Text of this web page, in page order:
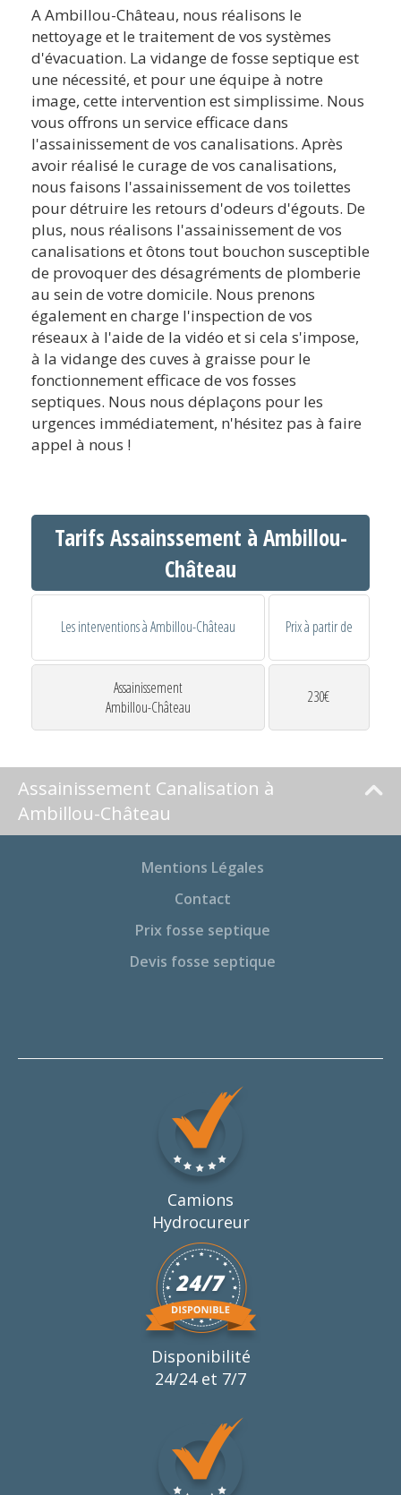
A Ambillou-Château, nous réalisons le
nettoyage et le traitement de vos systèmes
d'évacuation. La vidange de fosse septique est
une nécessité, et pour une équipe à notre
image, cette intervention est simplissime. Nous
vous offrons un service efficace dans
l'assainissement de vos canalisations. Après
avoir réalisé le curage de vos canalisations,
nous faisons l'assainissement de vos toilettes
pour détruire les retours d'odeurs d'égouts. De
plus, nous réalisons l'assainissement de vos
canalisations et ôtons tout bouchon susceptible
de provoquer des désagréments de plomberie
au sein de votre domicile. Nous prenons
également en charge l'inspection de vos
réseaux à l'aide de la vidéo et si cela s'impose,
à la vidange des cuves à graisse pour le
fonctionnement efficace de vos fosses
septiques. Nous nous déplaçons pour les
urgences immédiatement, n'hésitez pas à faire
appel à nous !
Tarifs Assainssement à Ambillou-
Château
Les interventions à Ambillou-Château Prix à partir de
Assainissement
Ambillou-Château
230€
Assainissement Canalisation à
Ambillou-Château
Mentions Légales
Contact
Prix fosse septique
Devis fosse septique
Camions
Hydrocureur
Disponibilité
24/24 et 7/7